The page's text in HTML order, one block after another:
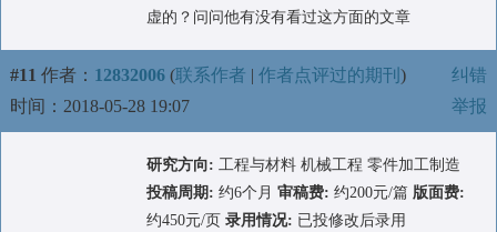
虚的？问问他有没有看过这方面的文章
#11 作者： 12832006 (联系作者 | 作者点评过的期刊 )
时间：2018-05-28 19:07
纠错
举报
研究方向: 工程与材料 机械工程 零件加工制造
投稿周期: 约6个月 审稿费: 约200元/篇 版面费:
约450元/页 录用情况: 已投修改后录用